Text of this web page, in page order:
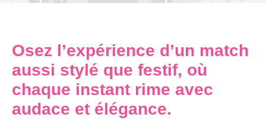
Osez l’expérience d’un match
aussi stylé que festif, où
chaque instant rime avec
audace et élégance.